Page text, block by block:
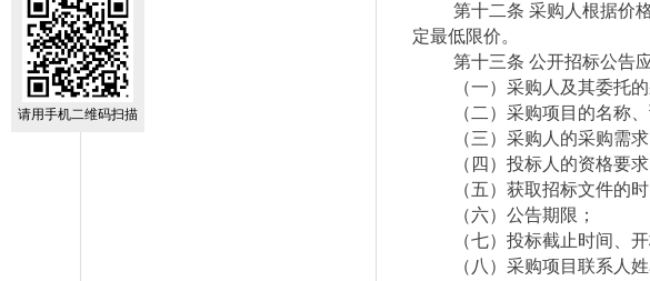
第十二条 采购人根据价
定最低限价。
第十三条 公开招标公告
（一）采购人及其委托
（二）采购项目的名称
（三）采购人的采购需求
（四）投标人的资格要求
（五）获取招标文件的
（六）公告期限；
（七）投标截止时间、
（八）采购项目联系人
请用手机二维码扫描